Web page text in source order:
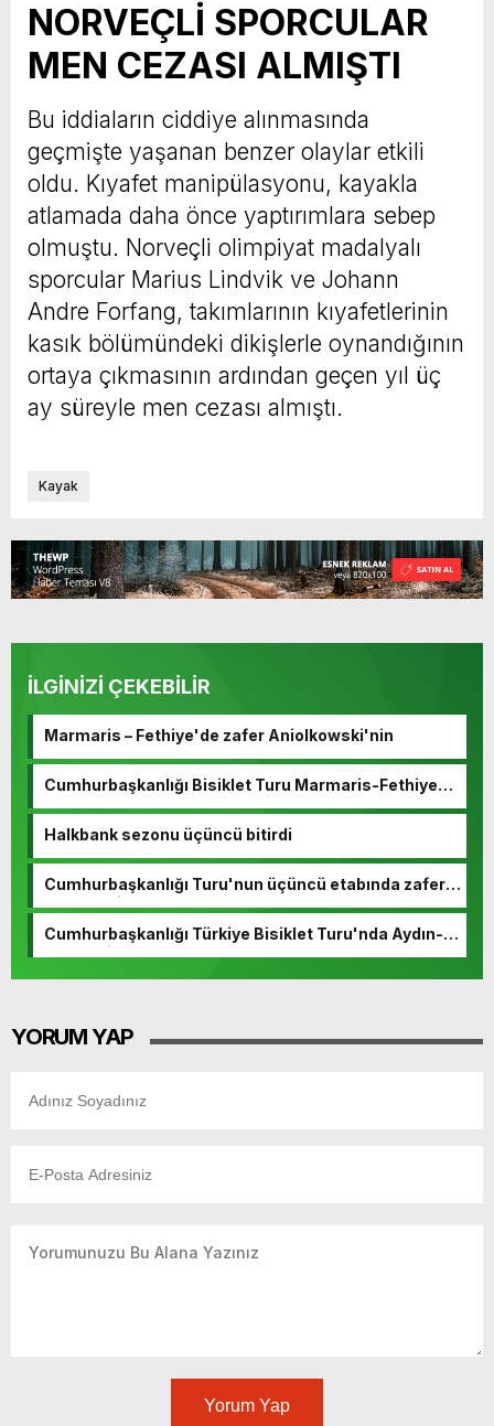
NORVEÇLİ SPORCULAR
MEN CEZASI ALMIŞTI
Bu iddiaların ciddiye alınmasında
geçmişte yaşanan benzer olaylar etkili
oldu. Kıyafet manipülasyonu, kayakla
atlamada daha önce yaptırımlara sebep
olmuştu. Norveçli olimpiyat madalyalı
sporcular Marius Lindvik ve Johann
Andre Forfang, takımlarının kıyafetlerinin
kasık bölümündeki dikişlerle oynandığının
ortaya çıkmasının ardından geçen yıl üç
ay süreyle men cezası almıştı.
Kayak
İLGİNİZİ ÇEKEBİLİR
Marmaris – Fethiye'de zafer Aniolkowski'nin
Cumhurbaşkanlığı Bisiklet Turu Marmaris-Fethiye
Halkbank sezonu üçüncü bitirdi
Cumhurbaşkanlığı Turu'nun üçüncü etabında zafer
Ivan Ramiro Sosa'nın
Cumhurbaşkanlığı Türkiye Bisiklet Turu'nda Aydın-
Marmaris etabı başladı
YORUM YAP
Yorum Yap